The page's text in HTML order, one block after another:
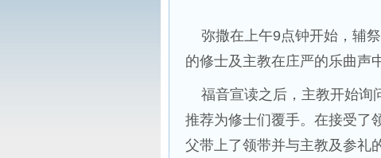
弥撒在上午9点钟开始，辅
的修士及主教在庄严的乐曲声
福音宣读之后，主教开始询
推荐为修士们覆手。在接受了
父带上了领带并与主教及参礼